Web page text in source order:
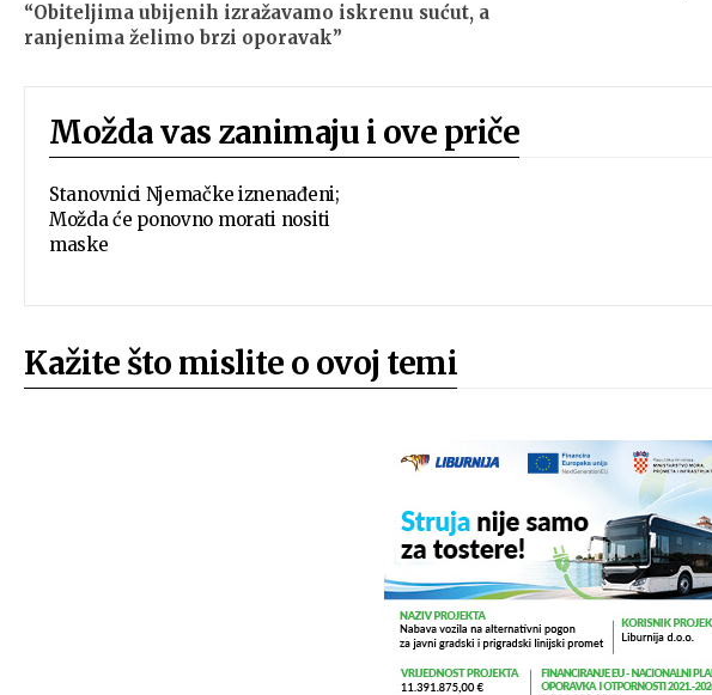
“Obiteljima ubijenih izražavamo iskrenu sućut, a
ranjenima želimo brzi oporavak”
Možda vas zanimaju i ove priče
Stanovnici Njemačke iznenađeni;
Možda će ponovno morati nositi
maske
Kažite što mislite o ovoj temi